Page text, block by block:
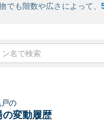
でも階数や広さによって、
戸の
の変動履歴